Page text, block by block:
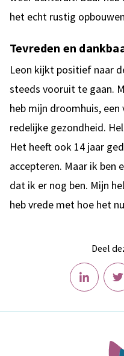
het echt rustig
Tevreden en
Leon kijkt positief naar
steeds vooruit te gaan.
heb mijn droomhuis,
redelijke gezondheid.
Het heeft ook 14 jaar
accepteren. Maar ik ben
dat ik er nog ben. Mijn
heb vrede met hoe het nu
Deel